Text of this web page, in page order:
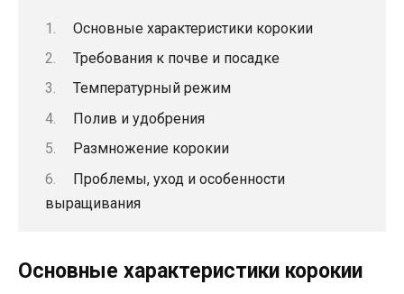
Основные характеристики корокии
Требования к почве и посадке
Температурный режим
Полив и удобрения
Размножение корокии
Проблемы, уход и особенности
выращивания
Основные характеристики корокии